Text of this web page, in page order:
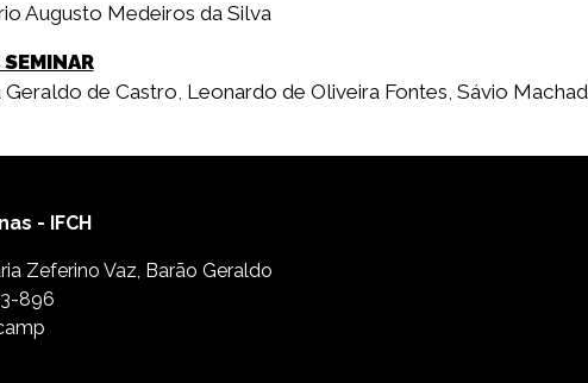
Augusto Medeiros da Silva
Geraldo de Castro, Leonardo de Oliveira Fontes, Sávio
- IFCH
Zeferino Vaz, Barão Geraldo
896